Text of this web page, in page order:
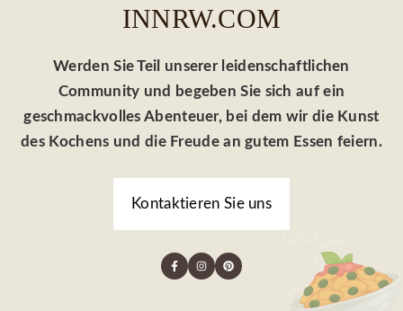
INNRW.COM
Werden Sie Teil unserer leidenschaftlichen
Community und begeben Sie sich auf ein
geschmackvolles Abenteuer, bei dem wir die Kunst
des Kochens und die Freude an gutem Essen feiern.
Kontaktieren Sie uns